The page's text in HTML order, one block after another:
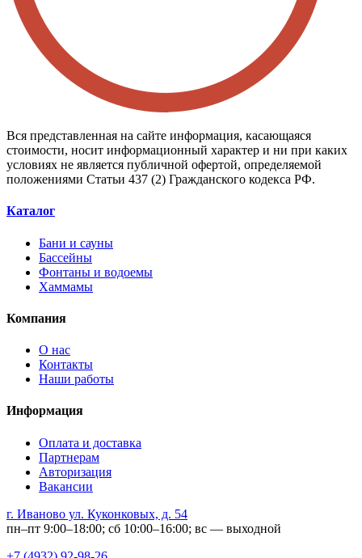
Вся представленная на сайте информация, касающаяся
стоимости, носит информационный характер и ни при каких
условиях не является публичной офертой, определяемой
положениями Статьи 437 (2) Гражданского кодекса РФ.
Каталог
Бани и сауны
Бассейны
Фонтаны и водоемы
Хаммамы
Компания
О нас
Контакты
Наши работы
Информация
Оплата и доставка
Партнерам
Авторизация
Вакансии
г. Иваново ул. Куконковых, д. 54
пн–пт 9:00–18:00; сб 10:00–16:00; вс — выходной